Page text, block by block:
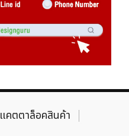
แคตตาล็อคสินค้า